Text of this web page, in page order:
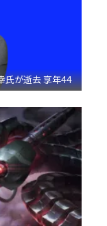
氏が逝去 享年44